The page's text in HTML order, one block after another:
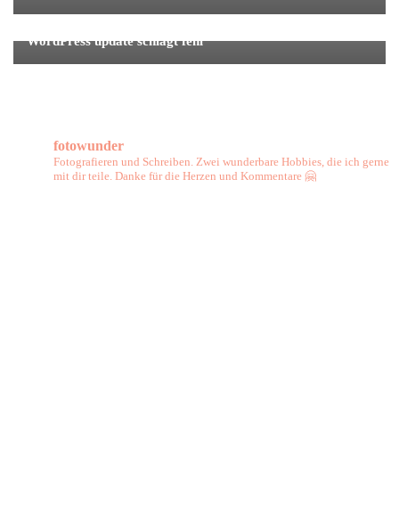
WordPress update schlägt fehl
fotowunder
Fotografieren und Schreiben. Zwei wunderbare Hobbies, die ich gerne
mit dir teile. Danke für die Herzen und Kommentare 🤗